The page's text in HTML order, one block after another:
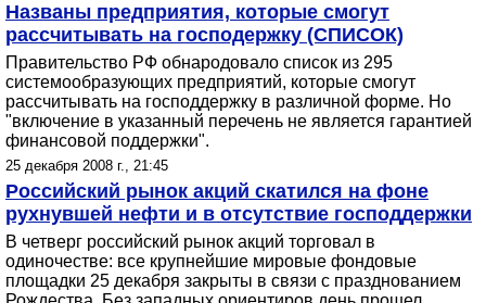
Названы предприятия, которые смогут
рассчитывать на господержку (СПИСОК)
Правительство РФ обнародовало список из 295
системообразующих предприятий, которые смогут
рассчитывать на господдержку в различной форме. Но
"включение в указанный перечень не является гарантией
финансовой поддержки".
25 декабря 2008 г., 21:45
Российский рынок акций скатился на фоне
рухнувшей нефти и в отсутствие господдержки
В четверг российский рынок акций торговал в
одиночестве: все крупнейшие мировые фондовые
площадки 25 декабря закрыты в связи с празднованием